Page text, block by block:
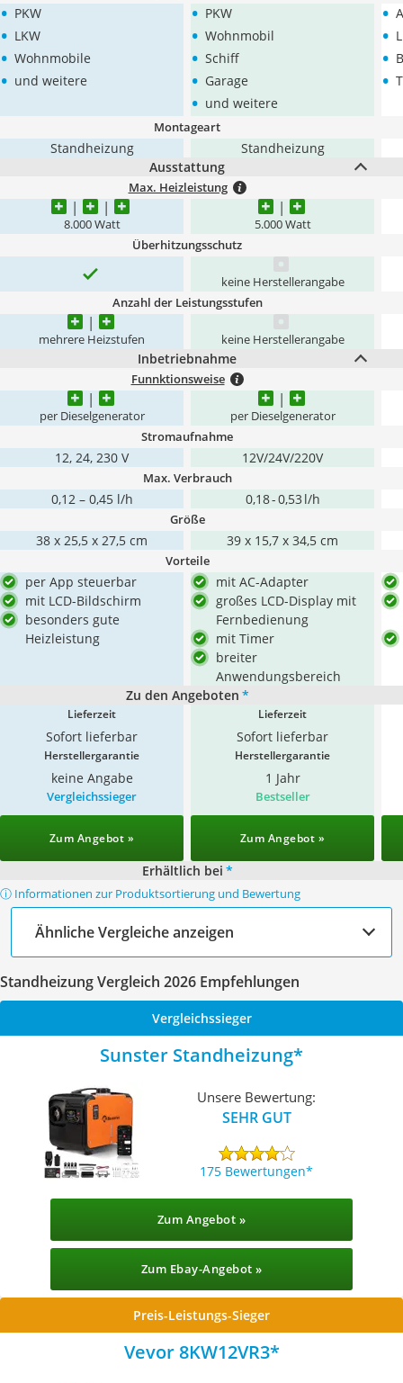
• PKW
• LKW
• Wohnmobile
• und weitere
• PKW
• Wohnmobil
• Schiff
• Garage
• und weitere
•
•
•
•
Montageart
Standheizung
Standheizung
Ausstattung
Max. Heizleistung
8.000 Watt 5.000 Watt
Überhitzungsschutz
keine Herstellerangabe
Anzahl der Leistungsstufen
mehrere Heizstufen keine Herstellerangabe
Inbetriebnahme
Funnktionsweise
per Dieselgenerator per Dieselgenerator
Stromaufnahme
12, 24, 230 V 12V/24V/220V
Max. Verbrauch
0,12 – 0,45 l/h 0,18 - 0,53 l/h
Größe
38 x 25,5 x 27,5 cm 39 x 15,7 x 34,5 cm
Vorteile
per App steuerbar
mit LCD-Bildschirm
besonders gute
Heizleistung
mit AC-Adapter
großes LCD-Display mit
Fernbedienung
mit Timer
breiter
Anwendungsbereich
Zu den Angeboten *
Lieferzeit
Sofort lieferbar
Lieferzeit
Sofort lieferbar
Herstellergarantie
keine Angabe
Herstellergarantie
1 Jahr
Vergleichssieger
Zum Angebot »
Bestseller
Zum Angebot »
Erhältlich bei *
ⓘ Informationen zur Produktsortierung und Bewertung
Ähnliche Vergleiche anzeigen
Standheizung Vergleich 2026 Empfehlungen
Vergleichssieger
Sunster Standheizung
Unsere Bewertung:
SEHR GUT
175 Bewertungen
Zum Angebot »
Zum Ebay-Angebot »
Preis-Leistungs-Sieger
Vevor 8KW12VR3